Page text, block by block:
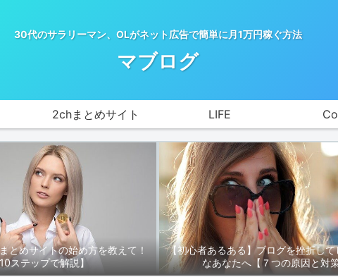
30代のサラリーマン、OLがネット広告で簡単に月1万円稼ぐ方法
マブログ
2chまとめサイト LIFE
とめサイトの始め方を教えて！
ステップで解説】
【初心者あるある】ブログを挫折して
なあなたへ【７つの原因と対策